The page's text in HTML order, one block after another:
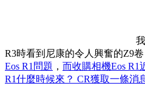
R3時看到尼康的令人興奮的Z9卷
Eos R1問題 ， 而收購相機Eos R1
R1什麼時候來？ CR獲取一條消